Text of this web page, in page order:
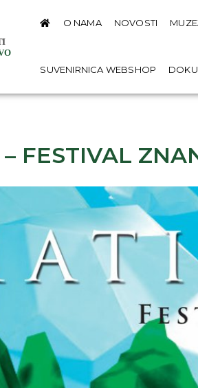
O NAMA NOVOSTI
SUVENIRNICA WEBSHOP
FESTIVAL